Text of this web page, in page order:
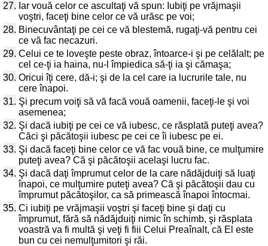
27. Iar vouă celor ce ascultaţi vă spun: Iubiţi pe vrăjmaşii
voştri, faceţi bine celor ce vă urăsc pe voi;
28. Binecuvântaţi pe cei ce vă blestemă, rugaţi-vă pentru cei
ce vă fac necazuri.
29. Celui ce te loveşte peste obraz, întoarce-i şi pe celălalt; pe
cel ce-ţi ia haina, nu-l împiedica să-ţi ia şi cămaşa;
30. Oricui îţi cere, dă-i; şi de la cel care ia lucrurile tale, nu
cere înapoi.
31. Şi precum voiţi să vă facă vouă oamenii, faceţi-le şi voi
asemenea;
32. Şi dacă iubiţi pe cei ce vă iubesc, ce răsplată puteţi avea?
Căci şi păcătoşii iubesc pe cei ce îi iubesc pe ei.
33. Şi dacă faceţi bine celor ce vă fac vouă bine, ce mulţumire
puteţi avea? Că şi păcătoşii acelaşi lucru fac.
34. Şi dacă daţi împrumut celor de la care nădăjduiţi să luaţi
înapoi, ce mulţumire puteţi avea? Că şi păcătoşii dau cu
împrumut păcătoşilor, ca să primească înapoi întocmai.
35. Ci iubiţi pe vrăjmaşii voştri şi faceţi bine şi daţi cu
împrumut, fără să nădăjduiţi nimic în schimb, şi răsplata
voastră va fi multă şi veţi fi fiii Celui Preaînalt, că El este
bun cu cei nemulţumitori şi răi.